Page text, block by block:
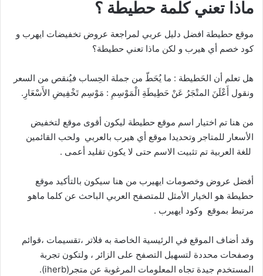
ماذا تعني كلمة حطيطة ؟
موقع حطيطة افضل دليل عربي لمراجعة عروض تخفيضات ايهرب و
كود خصم أي هيرب و لكن ماذا تعني حطيطة؟
هل تعلم أن الحَطيطة : ما يُحَطّ من جملة الحِساب فيُنقص من السعر
ونقول أَعْلَنَ المتْجَرُ عَنْ حَطِيطَةِ الْمَوْسِمِ : مَوْسِم تَخْفِيضِ الأَسْعَارِ.
من هنا تم اختيار اسم موقع حطيطة ليكون أقوى موقع لتخفيض
الأسعار للمتاجر وتحديدا موقع أي هيرب بالعربي ولحب القائمين
للغة العربية تم تثبيت الاسم حتى لا يكون تقليد أعمى .
أفضل عروض وخصومات ايهيرب من هنا سيكون بالتأكيد موقع
حطيطة هو الخيار الأمثل للمتصفح العربي الباحث عن كلما ماهو
مرتبط بموقع وكود ايهيرب .
وقد أضاف الموقع في الرئيسية الخاصة به فلاتر ،تقسيمات ،قوائم
وصفحات محددة لتسهيل التصفح على الزائر ، ولتكون تجربة
المستخدم جيدة تجاه المعلومات المرغوبة عن متجر(iherb).